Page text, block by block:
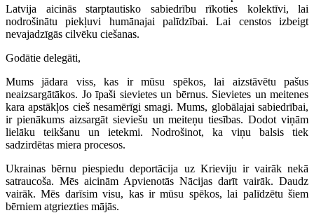
Latvija aicinās starptautisko sabiedrību rīkoties kolektīvi, lai
nodrošinātu piekļuvi humānajai palīdzībai. Lai censtos izbeigt
nevajadzīgās cilvēku ciešanas.
Godātie delegāti,
Mums jādara viss, kas ir mūsu spēkos, lai aizstāvētu pašus
neaizsargātākos. Jo īpaši sievietes un bērnus. Sievietes un meitenes
kara apstākļos cieš nesamērīgi smagi. Mums, globālajai sabiedrībai,
ir pienākums aizsargāt sieviešu un meiteņu tiesības. Dodot viņām
lielāku teikšanu un ietekmi. Nodrošinot, ka viņu balsis tiek
sadzirdētas miera procesos.
Ukrainas bērnu piespiedu deportācija uz Krieviju ir vairāk nekā
satraucoša. Mēs aicinām Apvienotās Nācijas darīt vairāk. Daudz
vairāk. Mēs darīsim visu, kas ir mūsu spēkos, lai palīdzētu šiem
bērniem atgriezties mājās.